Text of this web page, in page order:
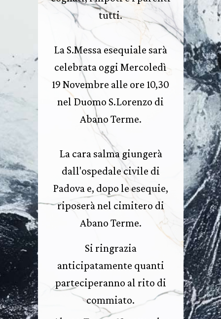
tutti.
La S.Messa esequiale sarà
celebrata oggi Mercoledì
19 Novembre alle ore 10,30
nel Duomo S.Lorenzo di
Abano Terme.
La cara salma giungerà
dall'ospedale civile di
Padova e, dopo le esequie,
riposerà nel cimitero di
Abano Terme.
Si ringrazia
anticipatamente quanti
parteciperanno al rito di
commiato.